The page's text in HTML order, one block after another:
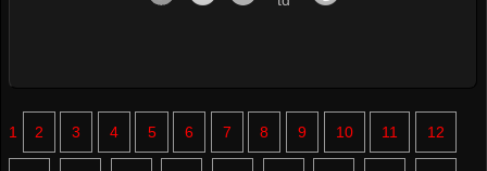
1 2 3 4 5 6 7 8 9 10 11 12